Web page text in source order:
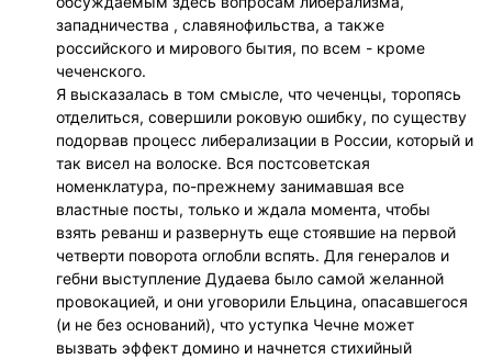
западничества , славянофильства, а также
российского и мирового бытия, по всем - кроме
чеченского.
Я высказалась в том смысле, что чеченцы, торопясь
отделиться, совершили роковую ошибку, по существу
подорвав процесс либерализации в России, который и
так висел на волоске. Вся постсоветская
номенклатура, по-прежнему занимавшая все
властные посты, только и ждала момента, чтобы
взять реванш и развернуть еще стоявшие на первой
четверти поворота оглобли вспять. Для генералов и
гебни выступление Дудаева было самой желанной
провокацией, и они уговорили Ельцина, опасавшегося
(и не без оснований), что уступка Чечне может
вызвать эффект домино и начнется стихийный